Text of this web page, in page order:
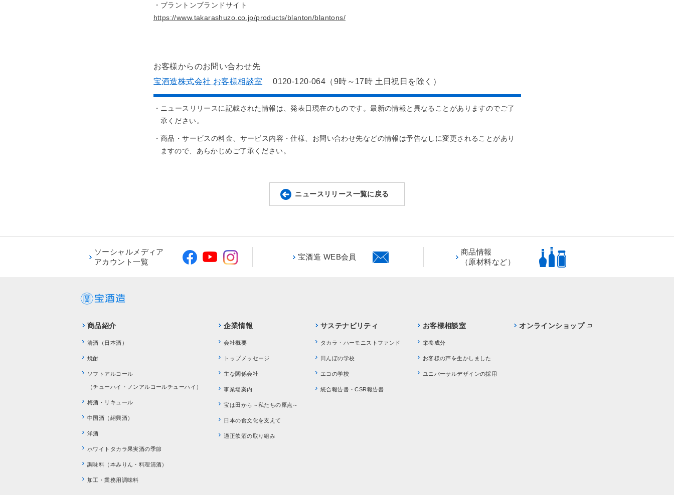
・ブラントンブランドサイト
https://www.takarashuzo.co.jp/products/blanton/blantons/
お客様からのお問い合わせ先
宝酒造株式会社 お客様相談室 0120-120-064（9時～17時 土日祝日を除く）
・ニュースリリースに記載された情報は、発表日現在のものです。最新の情報と異なることがありますのでご了
承ください。
・商品・サービスの料金、サービス内容・仕様、お問い合わせ先などの情報は予告なしに変更されることがあり
ますので、あらかじめご了承ください。
ニュースリリース一覧に戻る
ソーシャルメディア
アカウント一覧
宝酒造 WEB会員
商品情報
（原材料など）
商品紹介
清酒（日本酒）
焼酎
ソフトアルコール
（チューハイ・ノンアルコールチューハイ）
梅酒・リキュール
中国酒（紹興酒）
洋酒
ホワイトタカラ果実酒の季節
調味料（本みりん・料理清酒）
加工・業務用調味料
企業情報
会社概要
トップメッセージ
主な関係会社
事業場案内
宝は田から～私たちの原点～
日本の食文化を支えて
適正飲酒の取り組み
サステナビリティ
タカラ・ハーモニストファンド
田んぼの学校
エコの学校
統合報告書・CSR報告書
お客様相談室
栄養成分
お客様の声を生かしました
ユニバーサルデザインの採用
オンラインショップ